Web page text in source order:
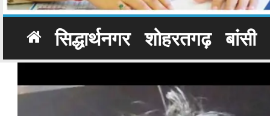
सिद्धार्थनगर शोहरतगढ़ बांसी